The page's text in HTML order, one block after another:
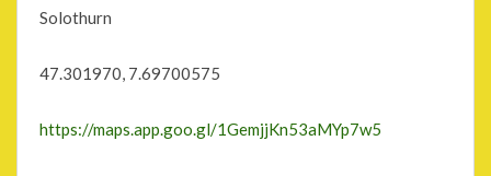
Solothurn
47.301970, 7.69700575
https://maps.app.goo.gl/1GemjjKn53aMYp7w5